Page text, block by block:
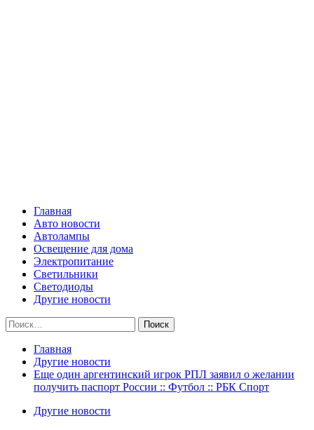
Главная
Авто новости
Автолампы
Освещение для дома
Электропитание
Светильники
Светодиоды
Другие новости
Найти:
Главная
Другие новости
Еще один аргентинский игрок РПЛ заявил о желании
получить паспорт России :: Футбол :: РБК Спорт
Другие новости